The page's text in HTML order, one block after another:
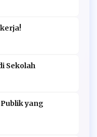
Sekolah
yang